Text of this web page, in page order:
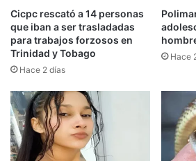
Cicpc rescató a 14 personas
que iban a ser trasladadas
para trabajos forzosos en
Trinidad y Tobago
Hace 2 días
Hace